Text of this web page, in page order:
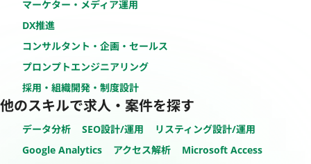
マーケター・メディア運用
DX推進
コンサルタント・企画・セールス
プロンプトエンジニアリング
採用・組織開発・制度設計
他のスキルで求人・案件を探す
データ分析 SEO設計/運用
リスティング設計/運用
Google Analytics
アクセス解析 Microsoft Access